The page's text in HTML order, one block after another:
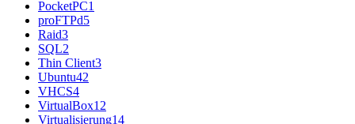
PocketPC1
proFTPd5
Raid3
SQL2
Thin Client3
Ubuntu42
VHCS4
VirtualBox12
Virtualisierung14